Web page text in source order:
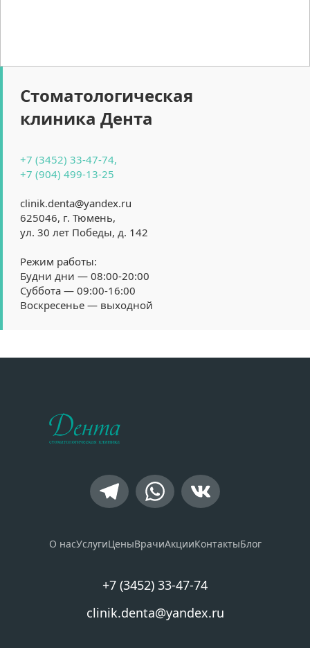
Стоматологическая
клиника Дента
+7 (3452) 33-47-74,
+7 (904) 499-13-25
clinik.denta@yandex.ru
625046, г. Тюмень,
ул. 30 лет Победы, д. 142
Режим работы:
Будни дни — 08:00-20:00
Суббота — 09:00-16:00
Воскресенье — выходной
О насУслугиЦеныВрачиАкцииКонтактыБлог
+7 (3452) 33-47-74
clinik.denta@yandex.ru